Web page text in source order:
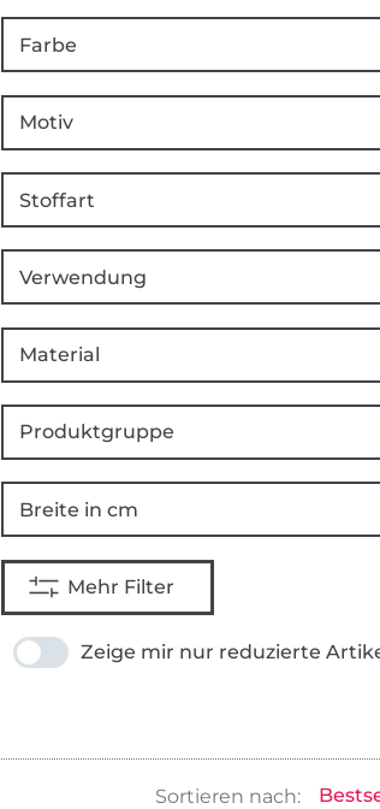
Farbe
Motiv
Stoffart
Verwendung
Material
Produktgruppe
Breite in cm
Mehr Filter
Zeige mir nur reduzierte